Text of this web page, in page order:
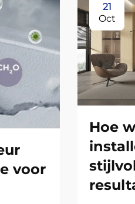
voor
21
Oct
Hoe